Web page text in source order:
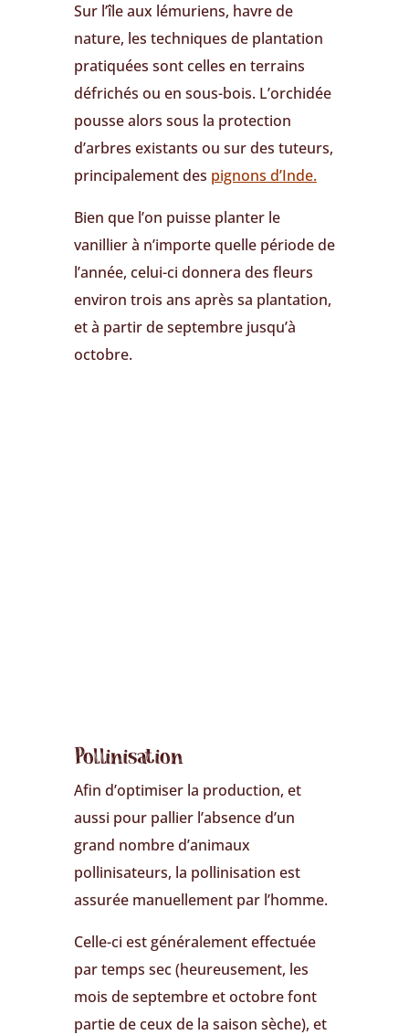
Sur l’île aux lémuriens, havre de
nature, les techniques de plantation
pratiquées sont celles en terrains
défrichés ou en sous-bois. L’orchidée
pousse alors sous la protection
d’arbres existants ou sur des tuteurs,
principalement des pignons d’Inde.
Bien que l’on puisse planter le
vanillier à n’importe quelle période de
l’année, celui-ci donnera des fleurs
environ trois ans après sa plantation,
et à partir de septembre jusqu’à
octobre.
Pollinisation
Afin d’optimiser la production, et
aussi pour pallier l’absence d’un
grand nombre d’animaux
pollinisateurs, la pollinisation est
assurée manuellement par l’homme.
Celle-ci est généralement effectuée
par temps sec (heureusement, les
mois de septembre et octobre font
partie de ceux de la saison sèche), et